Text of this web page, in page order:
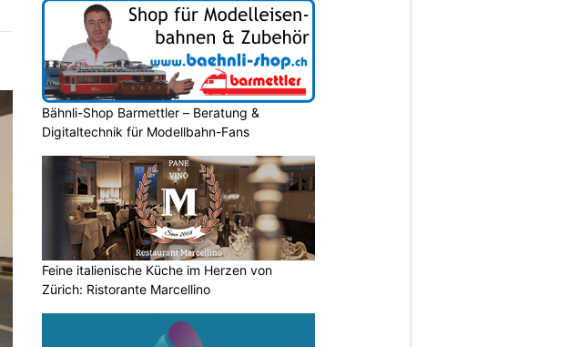
Bähnli-Shop Barmettler – Beratung &
Digitaltechnik für Modellbahn-Fans
Feine italienische Küche im Herzen von
Zürich: Ristorante Marcellino